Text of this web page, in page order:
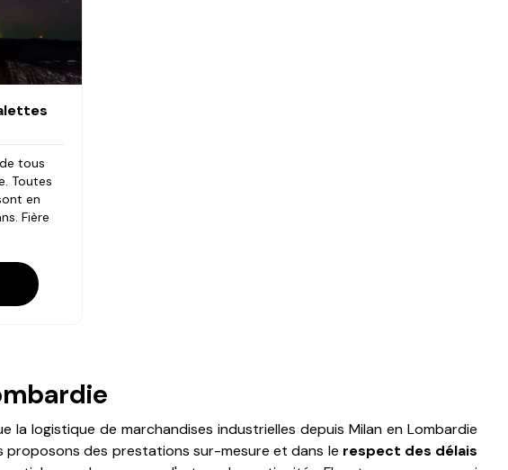
tous
Toutes
en
Fière
la logistique de marchandises industrielles depuis Milan en Lombardie
proposons des prestations sur-mesure et dans le respect des délais